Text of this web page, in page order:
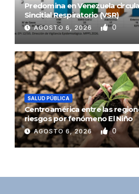
Predomina en Venezuela
Sincitial Respiratorio (VSR)
AGOSTO 6, 2026 0
SALUD PÚBLICA
Centroamérica entre las
riesgos por fenómeno El Niño
AGOSTO 6, 2026 0